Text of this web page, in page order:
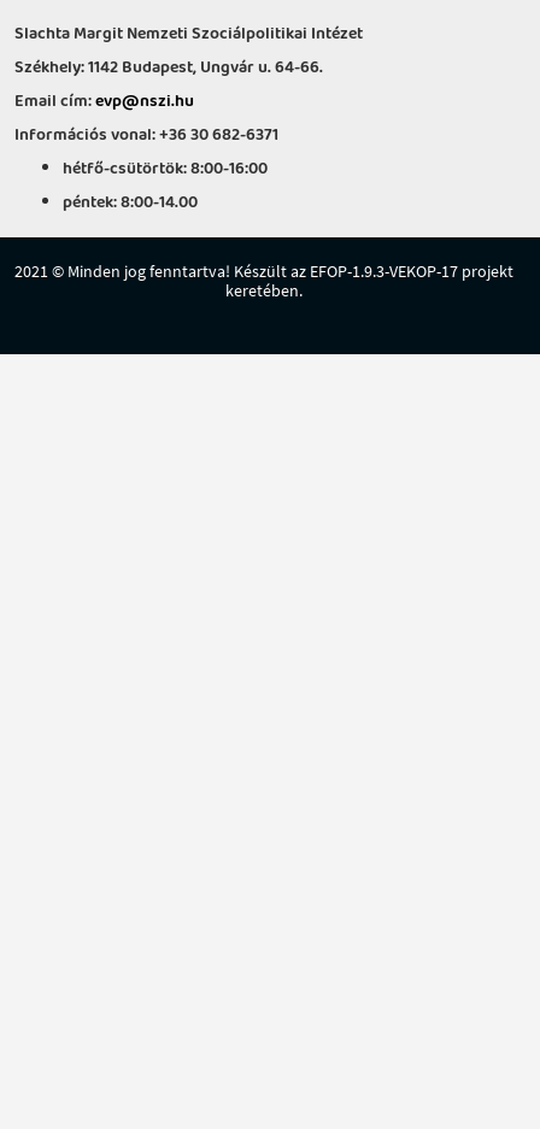
Slachta Margit Nemzeti Szociálpolitikai Intézet
Székhely: 1142 Budapest, Ungvár u. 64-66.
Email cím:evp@nszi.hu
Információs vonal: +36 30 682-6371
hétfő-csütörtök: 8:00-16:00
péntek: 8:00-14.00
2021 © Minden jog fenntartva! Készült az EFOP-1.9.3-VEKOP-17 projekt
keretében.